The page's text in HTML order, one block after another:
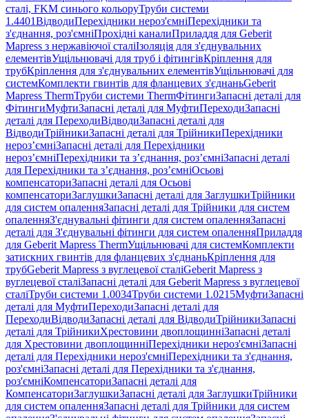
сталі, FKM синього кольоруТруби системи
1.4401ВідводиПерехідники нероз'ємніПерехідники та
з'єднання, роз'ємніПрохідні каналиПриладдя для Geberit
Mapress з нержавіючої сталіІзоляція для з'єднувальних
елементівУщільнювачі для труб і фітингівКріплення для
трубКріплення для з'єднувальних елементівУщільнювачі для
системКомплекти гвинтів для фланцевих з'єднаньGeberit
Mapress ThermТруби системи ThermФітингиЗапасні деталі для
ФітингиМуфтиЗапасні деталі для МуфтиПереходиЗапасні
деталі для ПереходиВідводиЗапасні деталі для
ВідводиТрійникиЗапасні деталі для ТрійникиПерехідники
нероз’ємніЗапасні деталі для Перехідники
нероз’ємніПерехідники та з’єднання, роз’ємніЗапасні деталі
для Перехідники та з’єднання, роз’ємніОсьові
компенсаториЗапасні деталі для Осьові
компенсаториЗаглушкиЗапасні деталі для ЗаглушкиТрійники
для систем опаленняЗапасні деталі для Трійники для систем
опаленняЗ'єднувальні фітинги для систем опаленняЗапасні
деталі для З'єднувальні фітинги для систем опаленняПриладдя
для Geberit Mapress ThermУщільнювачі для системКомплекти
затискних гвинтів для фланцевих з'єднаньКріплення для
трубGeberit Mapress з вуглецевої сталіGeberit Mapress з
вуглецевої сталіЗапасні деталі для Geberit Mapress з вуглецевої
сталіТруби системи 1.0034Труби системи 1.0215МуфтиЗапасні
деталі для МуфтиПереходиЗапасні деталі для
ПереходиВідводиЗапасні деталі для ВідводиТрійникиЗапасні
деталі для ТрійникиХрестовини двоплощинніЗапасні деталі
для Хрестовини двоплощинніПерехідники нероз'ємніЗапасні
деталі для Перехідники нероз'ємніПерехідники та з'єднання,
роз'ємніЗапасні деталі для Перехідники та з'єднання,
роз'ємніКомпенсаториЗапасні деталі для
КомпенсаториЗаглушкиЗапасні деталі для ЗаглушкиТрійники
для систем опаленняЗапасні деталі для Трійники для систем